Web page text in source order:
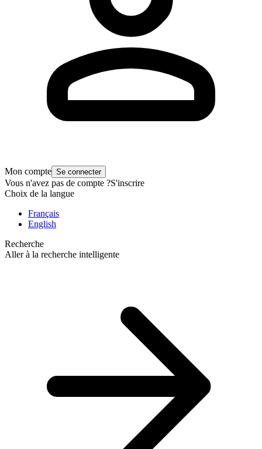
Mon compte Se connecter
Vous n'avez pas de compte ?S'inscrire
Choix de la langue
Français
English
Recherche
Aller à la recherche intelligente